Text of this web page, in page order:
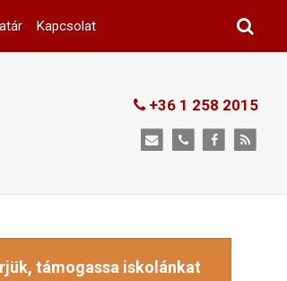
Kapcsolat
+36 1 258 2015
támogassa iskolánkat